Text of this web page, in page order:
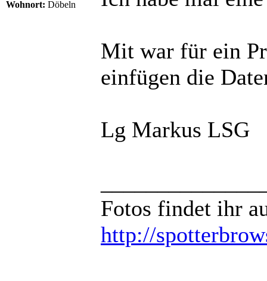
Wohnort: Döbeln
Mit war für ein
einfügen die
Lg Markus LSG
Fotos findet ihr
http://